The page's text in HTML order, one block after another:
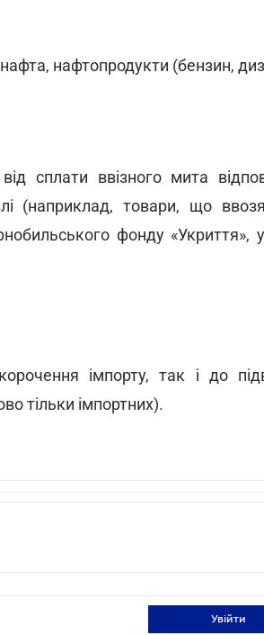
нафтопродукти (бензин,
сплати ввізного мита
(наприклад, товари, що
фонду «Укриття»,
імпорту, так і до
тільки імпортних).
увійти